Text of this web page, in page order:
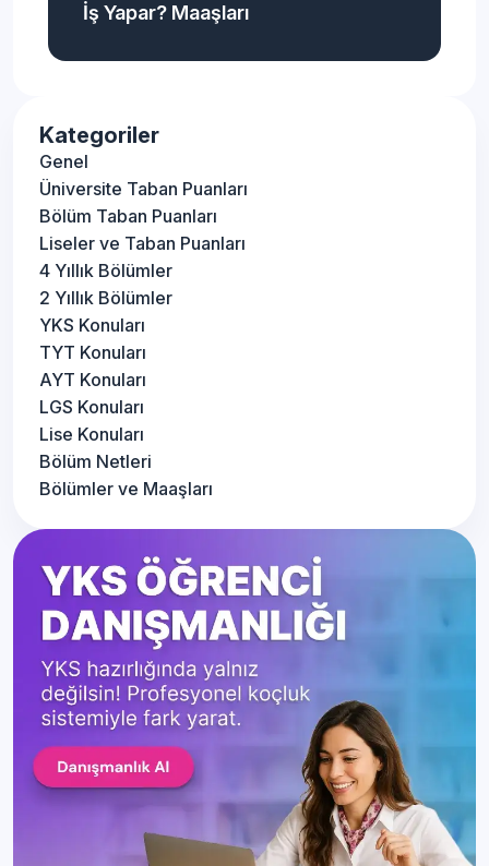
İş Yapar? Maaşları
Kategoriler
Genel
Üniversite Taban Puanları
Bölüm Taban Puanları
Liseler ve Taban Puanları
4 Yıllık Bölümler
2 Yıllık Bölümler
YKS Konuları
TYT Konuları
AYT Konuları
LGS Konuları
Lise Konuları
Bölüm Netleri
Bölümler ve Maaşları